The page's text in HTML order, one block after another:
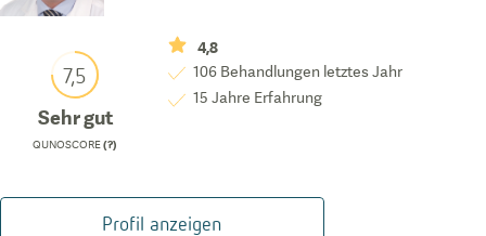
7,5
Sehr gut
QUNOSCORE(?)
4,8
106 Behandlungen letztes Jahr
15 Jahre Erfahrung
Profil anzeigen